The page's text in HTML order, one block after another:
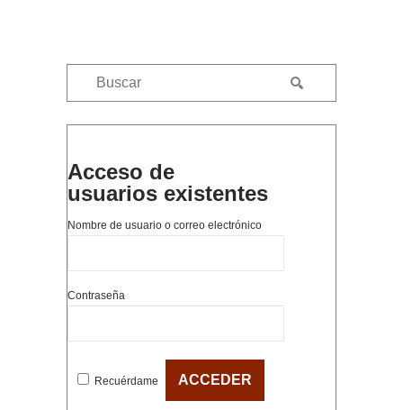
Acceso de
usuarios existentes
Nombre de usuario o correo electrónico
Contraseña
Recuérdame